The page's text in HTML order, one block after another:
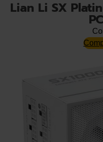
Lian Li SX